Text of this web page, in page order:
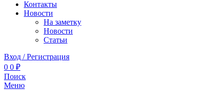
Контакты
Новости
На заметку
Новости
Статьи
Вход / Регистрация
0 0 ₽
Поиск
Меню